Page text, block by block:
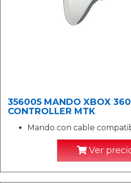
356005 MANDO XBOX
CONTROLLER MTK
Mando con cable
Ver